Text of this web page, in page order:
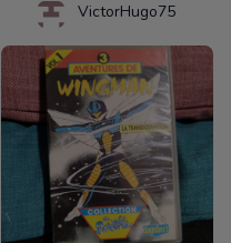
VictorHugo75